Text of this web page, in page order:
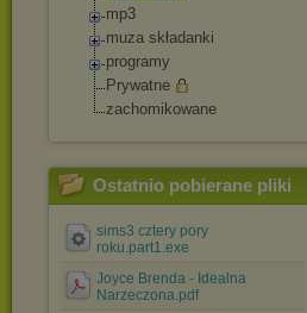
mp3
muza składanki
programy
Prywatne
zachomikowane
Ostatnio pobierane pliki
sims3 cztery pory
roku.part1.exe
Joyce Brenda - Idealna
Narzeczona.pdf